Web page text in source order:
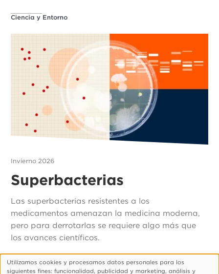
Ciencia y Entorno
Invierno 2026
Superbacterias
Las superbacterias resistentes a los
medicamentos amenazan la medicina moderna,
pero para derrotarlas se requiere algo más que
los avances científicos.
Uso
Utilizamos cookies y procesamos datos personales para los
siguientes fines: funcionalidad, publicidad y marketing, análisis y